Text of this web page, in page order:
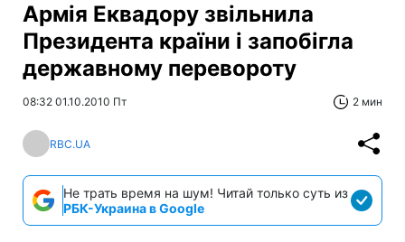
Армія Еквадору звільнила
Президента країни і запобігла
державному перевороту
08:32 01.10.2010 Пт 2 мин
RBC.UA
Не трать время на шум! Читай только суть из
РБК-Украина в Google